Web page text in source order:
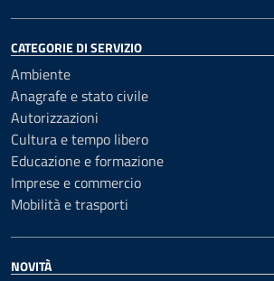
CATEGORIE DI SERVIZIO
Ambiente
Anagrafe e stato civile
Autorizzazioni
Cultura e tempo libero
Educazione e formazione
Imprese e commercio
Mobilità e trasporti
NOVITÀ